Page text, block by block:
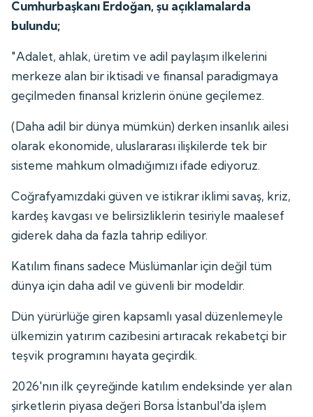
Cumhurbaşkanı Erdoğan, şu açıklamalarda
bulundu;
"Adalet, ahlak, üretim ve adil paylaşım ilkelerini
merkeze alan bir iktisadi ve finansal paradigmaya
geçilmeden finansal krizlerin önüne geçilemez.
(Daha adil bir dünya mümkün) derken insanlık ailesi
olarak ekonomide, uluslararası ilişkilerde tek bir
sisteme mahkum olmadığımızı ifade ediyoruz.
Coğrafyamızdaki güven ve istikrar iklimi savaş, kriz,
kardeş kavgası ve belirsizliklerin tesiriyle maalesef
giderek daha da fazla tahrip ediliyor.
Katılım finans sadece Müslümanlar için değil tüm
dünya için daha adil ve güvenli bir modeldir.
Dün yürürlüğe giren kapsamlı yasal düzenlemeyle
ülkemizin yatırım cazibesini artıracak rekabetçi bir
teşvik programını hayata geçirdik.
2026'nın ilk çeyreğinde katılım endeksinde yer alan
şirketlerin piyasa değeri Borsa İstanbul'da işlem